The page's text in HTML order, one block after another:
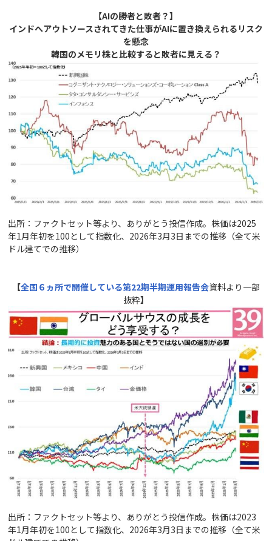
【AIの勝者と敗者？】
インドへアウトソースされてきた仕事がAIに置き換えられるリスク
を懸念
韓国のメモリ株と比較すると敗者に見える？
出所：ファクトセット等より、ありがとう投信作成。株価は2025
年1月年初を100として指数化、2026年3月3日までの推移（全て米
ドル建てでの推移）
【全国６ヵ所で開催している第22期半期運用報告会資料より一部
抜粋】
出所：ファクトセット等より、ありがとう投信作成。株価は2023
年1月年初を100として指数化、2026年3月3日までの推移（全て米